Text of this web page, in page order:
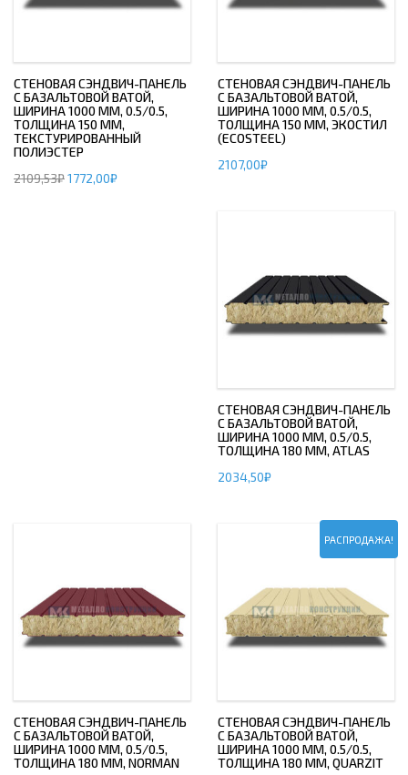
СТЕНОВАЯ СЭНДВИЧ-ПАНЕЛЬ
С БАЗАЛЬТОВОЙ ВАТОЙ,
ШИРИНА 1000 ММ, 0.5/0.5,
ТОЛЩИНА 150 ММ,
ТЕКСТУРИРОВАННЫЙ
ПОЛИЭСТЕР
2109,53₽1772,00₽
СТЕНОВАЯ СЭНДВИЧ-ПАНЕЛЬ
С БАЗАЛЬТОВОЙ ВАТОЙ,
ШИРИНА 1000 ММ, 0.5/0.5,
ТОЛЩИНА 150 ММ, ЭКОСТИЛ
(ECOSTEEL)
2107,00₽
СТЕНОВАЯ СЭНДВИЧ-ПАНЕЛЬ
С БАЗАЛЬТОВОЙ ВАТОЙ,
ШИРИНА 1000 ММ, 0.5/0.5,
ТОЛЩИНА 180 ММ, ATLAS
2034,50₽
СТЕНОВАЯ СЭНДВИЧ-ПАНЕЛЬ
С БАЗАЛЬТОВОЙ ВАТОЙ,
ШИРИНА 1000 ММ, 0.5/0.5,
ТОЛЩИНА 180 ММ, NORMAN
РАСПРОДАЖА!
СТЕНОВАЯ СЭНДВИЧ-ПАНЕЛЬ
С БАЗАЛЬТОВОЙ ВАТОЙ,
ШИРИНА 1000 ММ, 0.5/0.5,
ТОЛЩИНА 180 ММ, QUARZIT